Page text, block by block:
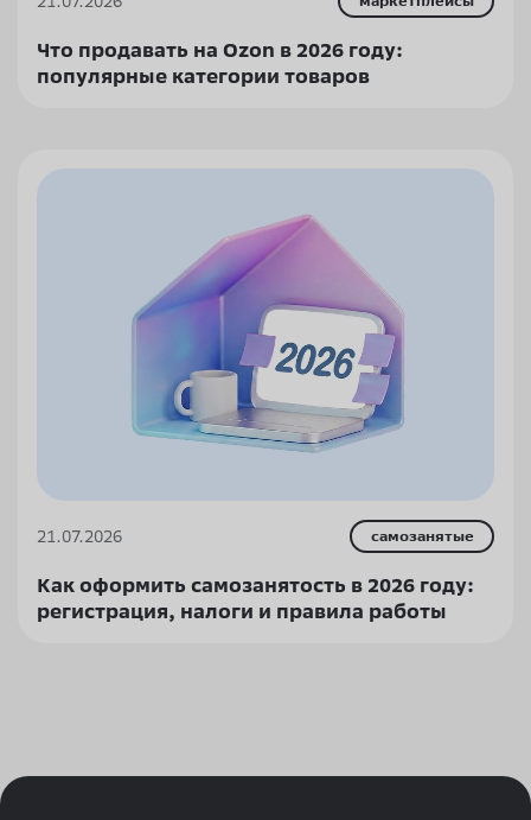
Что продавать на Ozon в 2026 году:
популярные категории товаров
21.07.2026 самозанятые
Как оформить самозанятость в 2026 году:
регистрация, налоги и правила работы